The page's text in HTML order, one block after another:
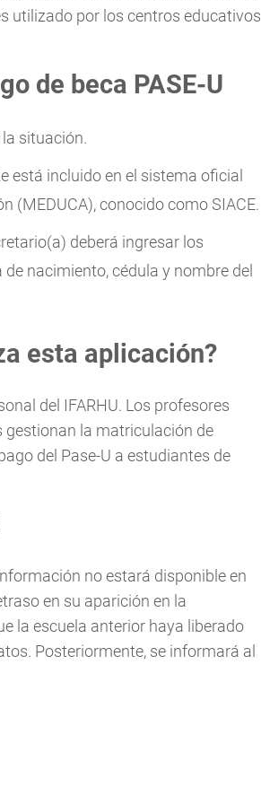
utilizado por los centros educativos
de beca PASE-U
situación.
está incluido en el sistema oficial
(MEDUCA), conocido como SIACE.
deberá ingresar los
nacimiento, cédula y nombre del
esta aplicación?
del IFARHU. Los profesores
gestionan la matriculación de
del Pase-U a estudiantes de
no estará disponible en
en su aparición en la
la escuela anterior haya liberado
Posteriormente, se informará al